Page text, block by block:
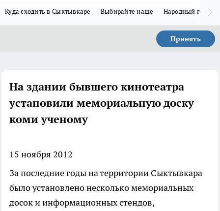
Куда сходить в Сыктывкаре Выбирайте наше Народный герой
Принять
На здании бывшего кинотеатра
установили мемориальную доску
коми ученому
15 ноября 2012
За последние годы на территории Сыктывкара
было установлено несколько мемориальных
досок и информационных стендов,